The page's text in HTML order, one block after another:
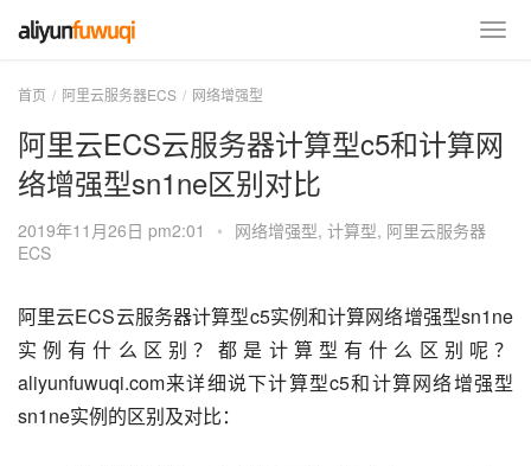
首页 阿里云服务器ECS 网络增强型
阿里云ECS云服务器计算型c5和计算网
络增强型sn1ne区别对比
2019年11月26日 pm2:01 • 网络增强型, 计算型, 阿里云服务器
ECS
阿里云ECS云服务器计算型c5实例和计算网络增强型sn1ne
实例有什么区别？都是计算型有什么区别呢？
aliyunfuwuqi.com来详细说下计算型c5和计算网络增强型
sn1ne实例的区别及对比：